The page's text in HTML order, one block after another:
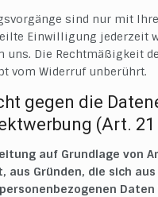
sind nur mit
Einwilligung jederzeit
uns. Die Rechtmäßigkeit
vom Widerruf unberührt.
gegen die
(Art. 21
auf Grundlage von
aus Gründen, die sich